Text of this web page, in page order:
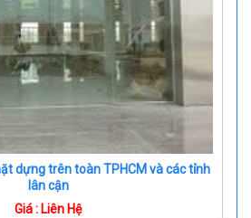
dựng trên toàn TPHCM và các tỉnh
lân cận
Giá : Liên Hệ